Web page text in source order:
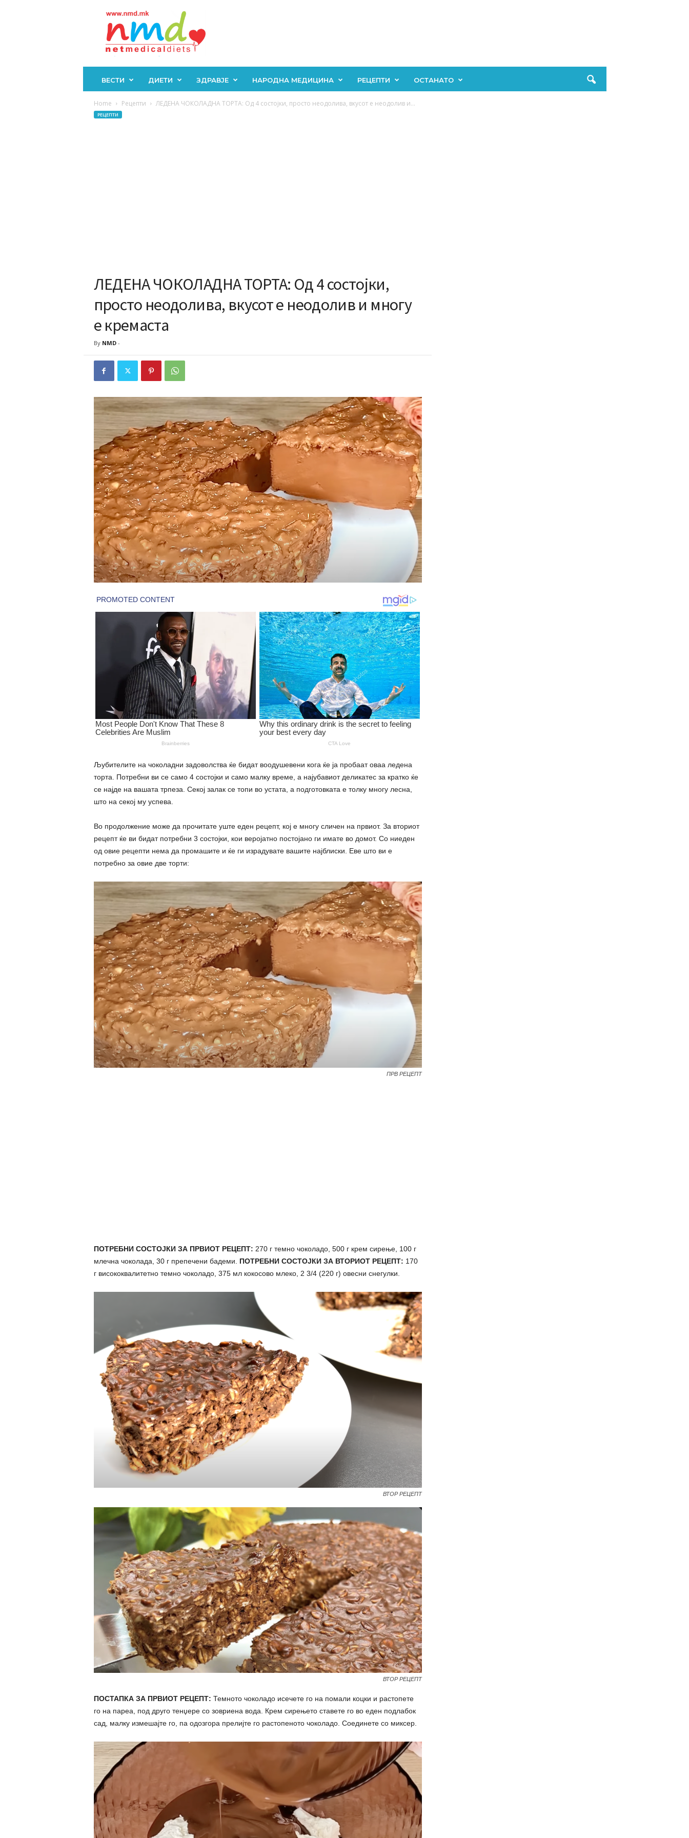
ВЕСТИ ДИЕТИ ЗДРАВЈЕ НАРОДНА МЕДИЦИНА РЕЦЕПТИ ОСТАНАТО
Home Рецепти ЛЕДЕНА ЧОКОЛАДНА ТОРТА: Од 4 состојки, просто неодолива, вкусот е неодолив и...
РЕЦЕПТИ
ЛЕДЕНА ЧОКОЛАДНА ТОРТА: Од 4 состојки,
просто неодолива, вкусот е неодолив и многу
е кремаста
By NMD-
Љубителите на чоколадни задоволства ќе бидат воодушевени кога ќе ја пробаат оваа ледена
торта. Потребни ви се само 4 состојки и само малку време, а најубавиот деликатес за кратко ќе
се најде на вашата трпеза. Секој залак се топи во устата, а подготовката е толку многу лесна,
што на секој му успева.
Во продолжение може да прочитате уште еден рецепт, кој е многу сличен на првиот. За вториот
рецепт ќе ви бидат потребни 3 состојки, кои веројатно постојано ги имате во домот. Со ниеден
од овие рецепти нема да промашите и ќе ги израдувате вашите најблиски. Еве што ви е
потребно за овие две торти:
ПРВ РЕЦЕПТ
ПОТРЕБНИ СОСТОЈКИ ЗА ПРВИОТ РЕЦЕПТ: 270 г темно чоколадо, 500 г крем сирење, 100 г
млечна чоколада, 30 г препечени бадеми. ПОТРЕБНИ СОСТОЈКИ ЗА ВТОРИОТ РЕЦЕПТ: 170
г висококвалитетно темно чоколадо, 375 мл кокосово млеко, 2 3/4 (220 г) овесни снегулки.
ВТОР РЕЦЕПТ
ВТОР РЕЦЕПТ
ПОСТАПКА ЗА ПРВИОТ РЕЦЕПТ: Темното чоколадо исечете го на помали коцки и растопете
го на пареа, под друго тенџере со зовриена вода. Крем сирењето ставете го во еден подлабок
сад, малку измешајте го, па одозгора прелијте го растопеното чоколадо. Соединете со миксер.